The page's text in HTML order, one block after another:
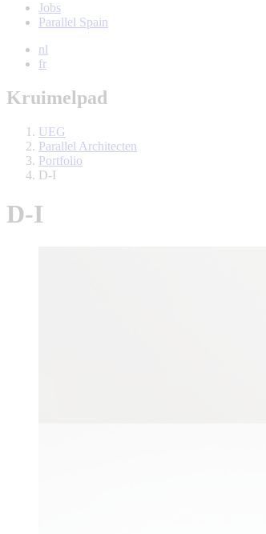
Jobs
Parallel Spain
nl
fr
Kruimelpad
UEG
Parallel Architecten
Portfolio
D-I
D-I